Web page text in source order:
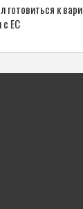
готовиться к
с ЕС